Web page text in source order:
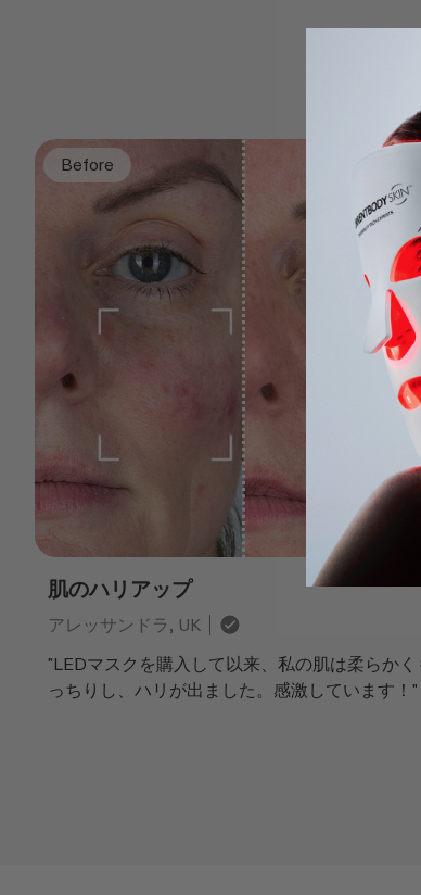
Before
肌のハリアップ
アレッサンドラ, UK
"LEDマスクを購入して以来、私の肌は柔らかく
っちりし、ハリが出ました。感激しています！"